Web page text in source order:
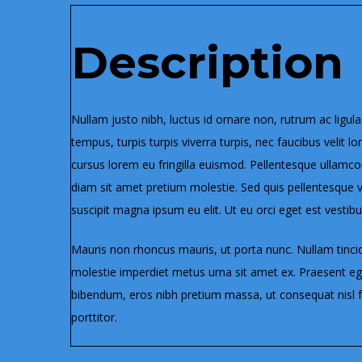
Description
Nullam justo nibh, luctus id ornare non, rutrum ac
tempus, turpis turpis viverra turpis, nec faucibus velit
cursus lorem eu fringilla euismod. Pellentesque
diam sit amet pretium molestie. Sed quis
suscipit magna ipsum eu elit. Ut eu orci eget est
Mauris non rhoncus mauris, ut porta nunc. Nullam
molestie imperdiet metus urna sit amet ex. Praesent
bibendum, eros nibh pretium massa, ut consequat
porttitor.